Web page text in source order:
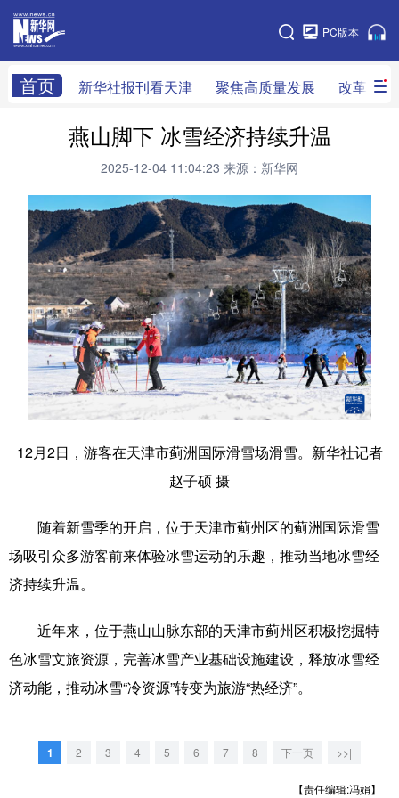
PC版本
首页 新华社报刊看天津 聚焦高质量发展 改革开放
网站地图
新华社看天津 新华V访谈 做一天同事
天津时政 组织人事 党风廉政
科技创新 产经观察 乡村振兴 法治社会
教育视窗 生活服务 医卫康养 文旅消费
新华影像
专栏
滨城 和平 河西 河北
河东 南开 红桥 东丽
津南 静海 宁河 蓟州
燕山脚下 冰雪经济持续升温
2025-12-04 11:04:23 来源：新华网
12月2日，游客在天津市蓟洲国际滑雪场滑雪。新华社记者
赵子硕 摄
随着新雪季的开启，位于天津市蓟州区的蓟洲国际滑雪
场吸引众多游客前来体验冰雪运动的乐趣，推动当地冰雪经
济持续升温。
近年来，位于燕山山脉东部的天津市蓟州区积极挖掘特
色冰雪文旅资源，完善冰雪产业基础设施建设，释放冰雪经
济动能，推动冰雪“冷资源”转变为旅游“热经济”。
1 2 3 4 5 6 7 8 下一页 >>|
【责任编辑:冯娟】